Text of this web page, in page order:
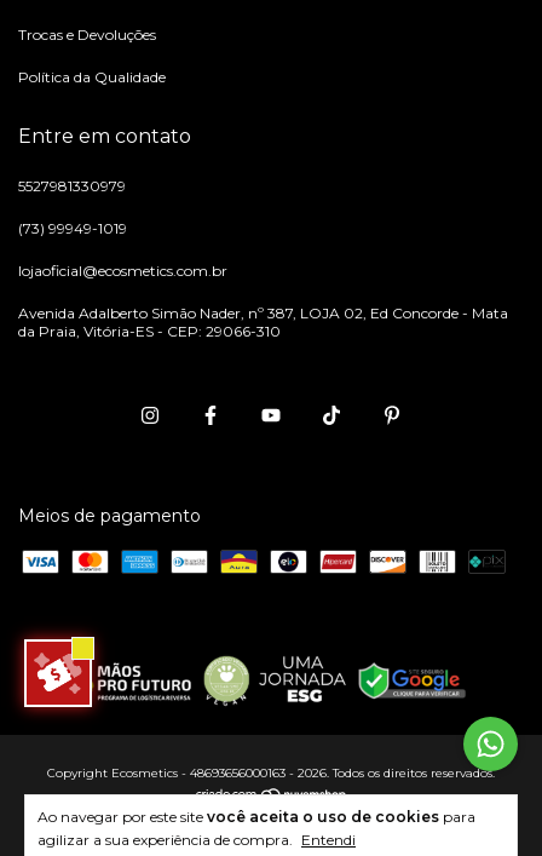
Ao navegar por este site você aceita o uso de cookies para
agilizar a sua experiência de compra. Entendi
Trocas e Devoluções
Política da Qualidade
Entre em contato
5527981330979
(73) 99949-1019
lojaoficial@ecosmetics.com.br
Avenida Adalberto Simão Nader, nº 387, LOJA 02, Ed Concorde - Mata
da Praia, Vitória-ES - CEP: 29066-310
Meios de pagamento
Copyright Ecosmetics - 48693656000163 - 2026. Todos os direitos reservados.